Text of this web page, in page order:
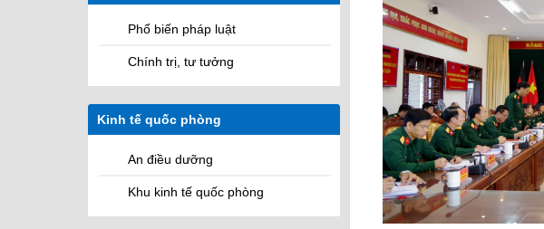
Phổ biến pháp luật
Chính trị, tư tưởng
Kinh tế quốc phòng
An điều dưỡng
Khu kinh tế quốc phòng